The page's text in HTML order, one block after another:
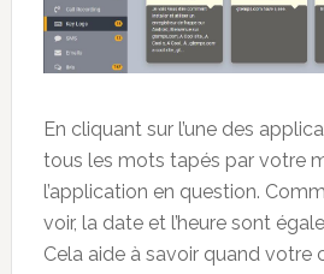
En cliquant sur l’une des
tous les mots tapés par votre
l’application en question.
voir, la date et l’heure sont
Cela aide à savoir quand votre